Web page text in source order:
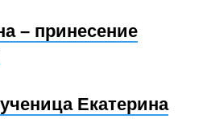
– принесение
Екатерина